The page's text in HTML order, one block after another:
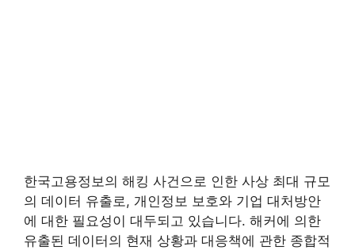
한국고용정보의 해킹 사건으로 인한 사상 최대 규모
의 데이터 유출로, 개인정보 보호와 기업 대처방안
에 대한 필요성이 대두되고 있습니다. 해커에 의한
유출된 데이터의 현재 상황과 대응책에 관한 종합적